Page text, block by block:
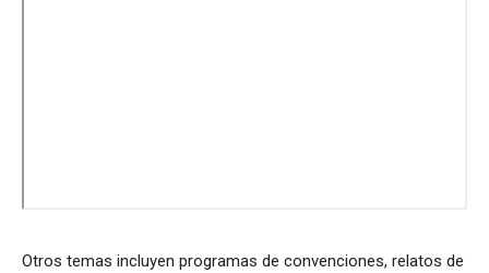
Otros temas incluyen programas de convenciones, relatos de